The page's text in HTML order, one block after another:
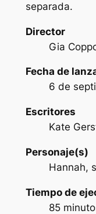
separada.
Director
Gia
Fecha de
6 de
Escritores
Kate
Personaje(s)
Hannah,
Tiempo de
85